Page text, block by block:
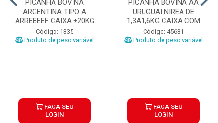
PICANHA BOVINA
ARGENTINA TIPO A
ARREBEEF CAIXA ±20KG
PEÇAS 1...
Código: 1335
Produto de peso variável
FAÇA SEU
LOGIN
PICANHA BOVINA AA
URUGUAI NIREA DE
1,3A1,6KG CAIXA COM
±15KG
Código: 45631
Produto de peso variável
FAÇA SEU
LOGIN